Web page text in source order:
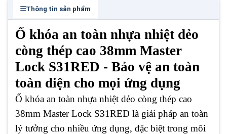
Thông tin sản phẩm
Ổ khóa an toàn nhựa nhiệt dẻo
còng thép cao 38mm Master
Lock S31RED - Bảo vệ an toàn
toàn diện cho mọi ứng dụng
Ổ khóa an toàn nhựa nhiệt dẻo còng thép cao
38mm Master Lock S31RED là giải pháp an toàn
lý tưởng cho nhiều ứng dụng, đặc biệt trong môi